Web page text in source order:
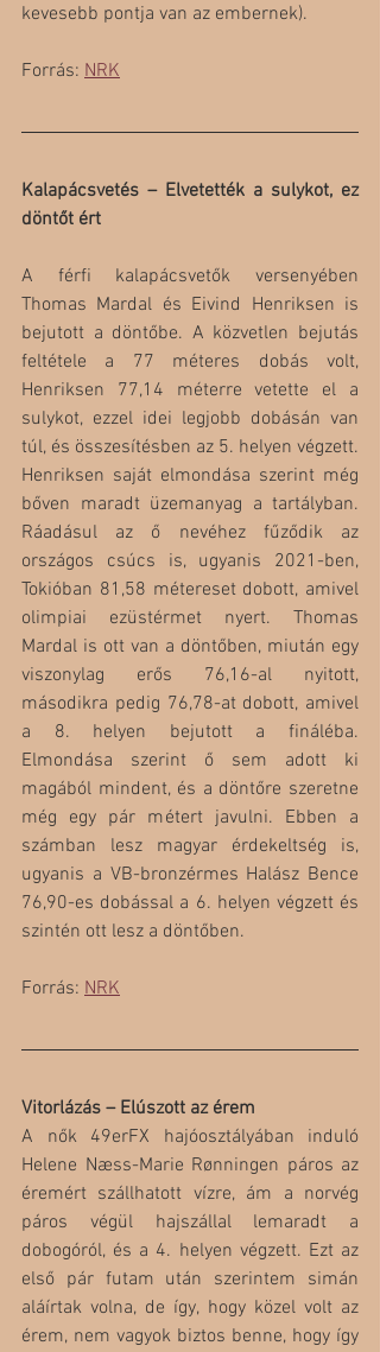
kevesebb pontja van az embernek).
Forrás: NRK
Kalapácsvetés – Elvetették a sulykot, ez
döntőt ért
A férfi kalapácsvetők versenyében
Thomas Mardal és Eivind Henriksen is
bejutott a döntőbe. A közvetlen bejutás
feltétele a 77 méteres dobás volt,
Henriksen 77,14 méterre vetette el a
sulykot, ezzel idei legjobb dobásán van
túl, és összesítésben az 5. helyen végzett.
Henriksen saját elmondása szerint még
bőven maradt üzemanyag a tartályban.
Ráadásul az ő nevéhez fűződik az
országos csúcs is, ugyanis 2021-ben,
Tokióban 81,58 métereset dobott, amivel
olimpiai ezüstérmet nyert. Thomas
Mardal is ott van a döntőben, miután egy
viszonylag erős 76,16-al nyitott,
másodikra pedig 76,78-at dobott, amivel
a 8. helyen bejutott a fináléba.
Elmondása szerint ő sem adott ki
magából mindent, és a döntőre szeretne
még egy pár métert javulni. Ebben a
számban lesz magyar érdekeltség is,
ugyanis a VB-bronzérmes Halász Bence
76,90-es dobással a 6. helyen végzett és
szintén ott lesz a döntőben.
Forrás: NRK
Vitorlázás – Elúszott az érem
A nők 49erFX hajóosztályában induló
Helene Næss-Marie Rønningen páros az
éremért szállhatott vízre, ám a norvég
páros végül hajszállal lemaradt a
dobogóról, és a 4. helyen végzett. Ezt az
első pár futam után szerintem simán
aláírtak volna, de így, hogy közel volt az
érem, nem vagyok biztos benne, hogy így